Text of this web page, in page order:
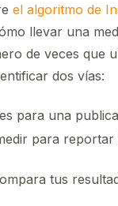
el algoritmo de
llevar una
de veces que
dos vías:
para una
para
tus